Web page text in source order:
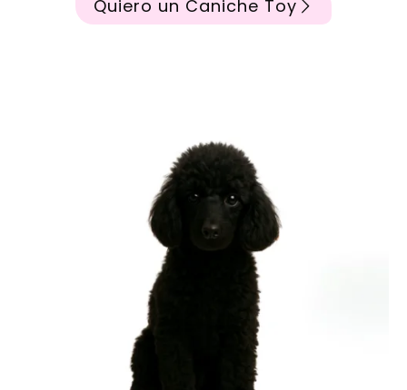
Quiero un Caniche Toy